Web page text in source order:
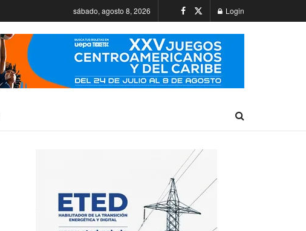
sábado, agosto 8, 2026 Login